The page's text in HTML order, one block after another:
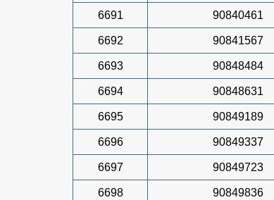
6691 90840461
6692 90841567
6693 90848484
6694 90848631
6695 90849189
6696 90849337
6697 90849723
6698 90849836